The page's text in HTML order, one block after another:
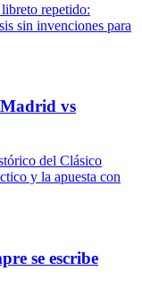
repetido:
sin invenciones para
vs
del Clásico
y la apuesta con
se escribe